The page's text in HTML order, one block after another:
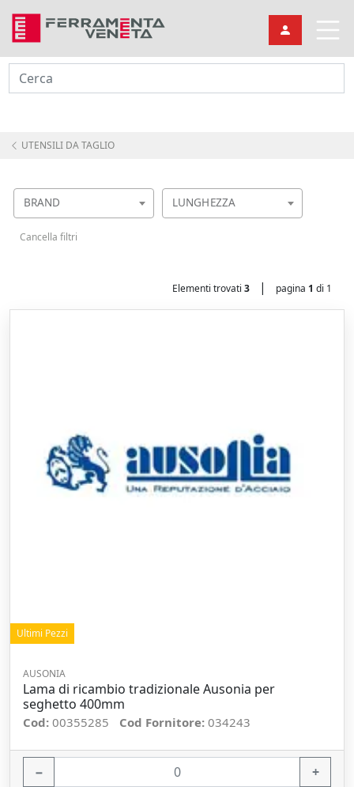
Cerca
UTENSILI DA TAGLIO
BRAND LUNGHEZZA
Cancella filtri
Elementi trovati 3 | pagina 1 di 1
Ultimi Pezzi
AUSONIA
Lama di ricambio tradizionale Ausonia per
seghetto 400mm
Cod: 00355285 Cod Fornitore: 034243
− +